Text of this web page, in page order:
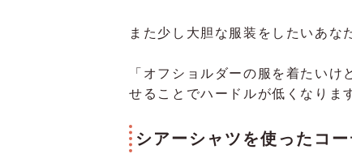
また少し大胆な服装をしたいあな
「オフショルダーの服を着たい
せることでハードルが低くなりま
シアーシャツを使ったコ